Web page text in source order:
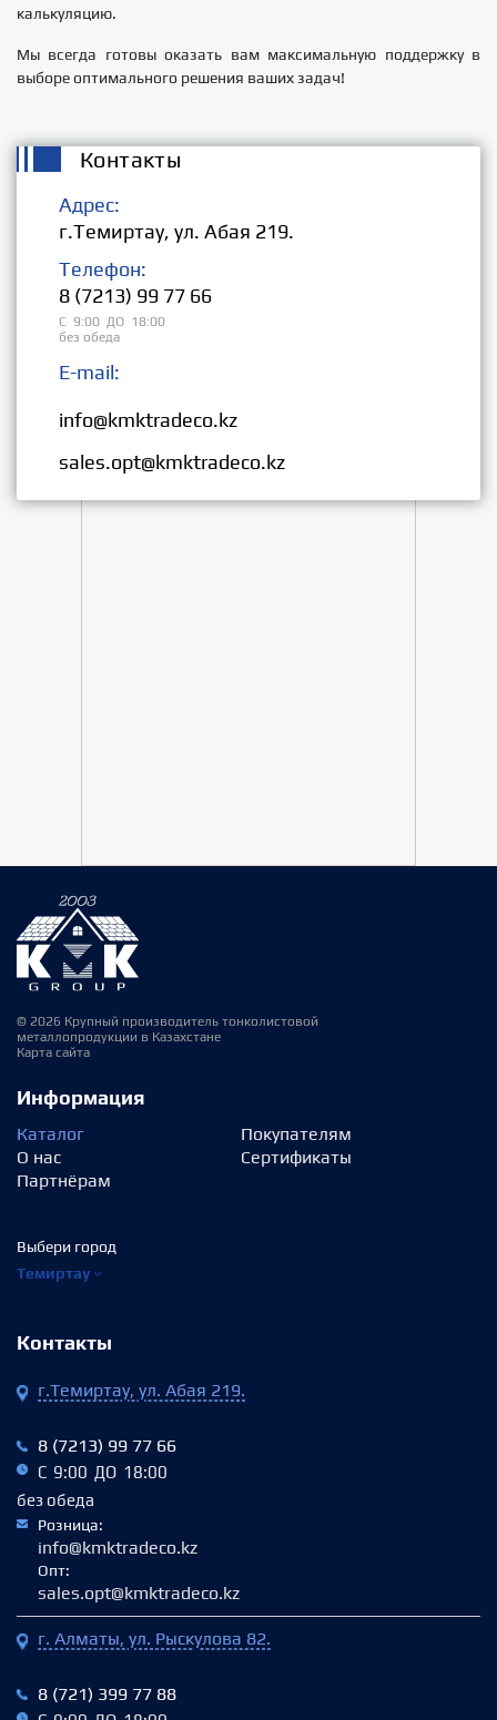
калькуляцию.
Мы всегда готовы оказать вам максимальную поддержку в
выборе оптимального решения ваших задач!
Контакты
Адрес:
г.Темиртау, ул. Абая 219.
Телефон:
8 (7213) 99 77 66
С 9:00 ДО 18:00
без обеда
E-mail:
info@kmktradeco.kz
sales.opt@kmktradeco.kz
© 2026 Крупный производитель тонколистовой
металлопродукции в Казахстане
Карта сайта
Информация
Каталог
О нас
Партнёрам
Покупателям
Сертификаты
Выбери город
Темиртау
Контакты
г.Темиртау, ул. Абая 219.
8 (7213) 99 77 66
С 9:00 ДО 18:00
без обеда
Розница:
info@kmktradeco.kz
Опт:
sales.opt@kmktradeco.kz
г. Алматы, ул. Рыскулова 82.
8 (721) 399 77 88